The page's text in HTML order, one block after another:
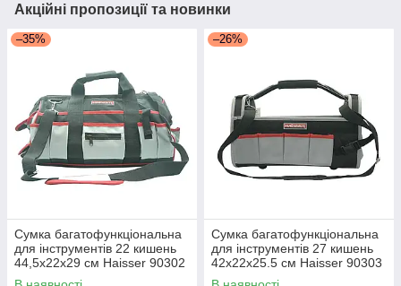
Акційні пропозиції та новинки
–35%
Сумка багатофункціональна
для інструментів 22 кишень
44,5х22х29 см Haisser 90302
–26%
Сумка багатофункціональна
для інструментів 27 кишень
42х22х25.5 см Haisser 90303